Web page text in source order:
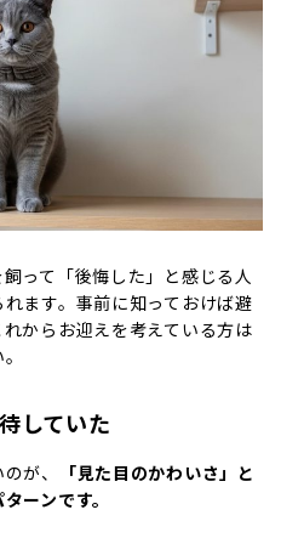
って「後悔した」と感じる人
ます。事前に知っておけば避
からお迎えを考えている方は
していた
が、
「見た目のかわいさ」と
ーンです。